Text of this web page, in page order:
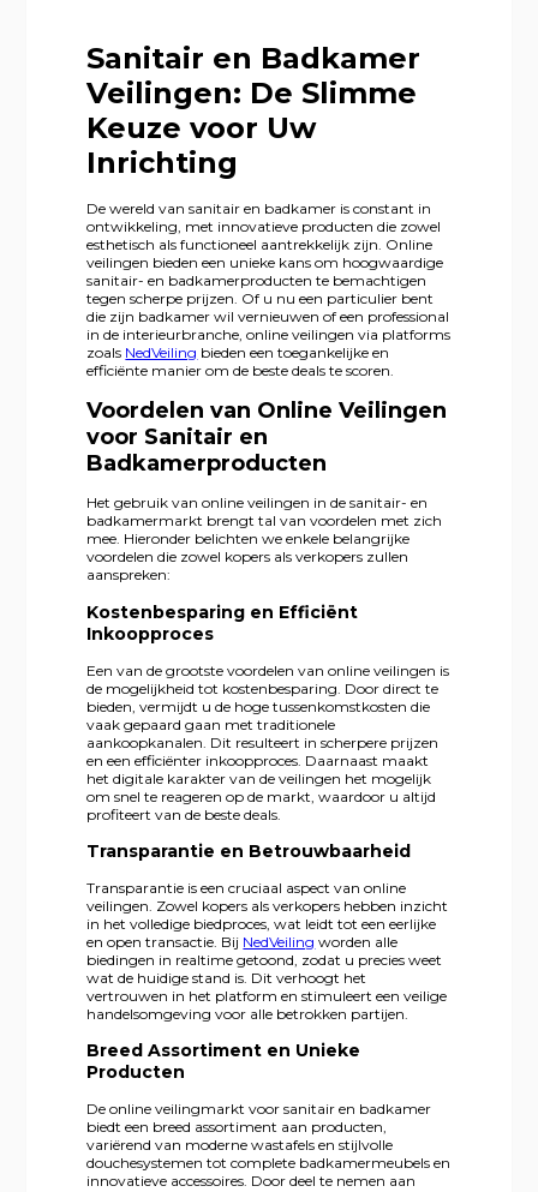
Sanitair en Badkamer
Veilingen: De Slimme
Keuze voor Uw
Inrichting
De wereld van sanitair en badkamer is constant in
ontwikkeling, met innovatieve producten die zowel
esthetisch als functioneel aantrekkelijk zijn. Online
veilingen bieden een unieke kans om hoogwaardige
sanitair- en badkamerproducten te bemachtigen
tegen scherpe prijzen. Of u nu een particulier bent
die zijn badkamer wil vernieuwen of een professional
in de interieurbranche, online veilingen via platforms
zoals NedVeiling bieden een toegankelijke en
efficiënte manier om de beste deals te scoren.
Voordelen van Online Veilingen
voor Sanitair en
Badkamerproducten
Het gebruik van online veilingen in de sanitair- en
badkamermarkt brengt tal van voordelen met zich
mee. Hieronder belichten we enkele belangrijke
voordelen die zowel kopers als verkopers zullen
aanspreken:
Kostenbesparing en Efficiënt
Inkoopproces
Een van de grootste voordelen van online veilingen is
de mogelijkheid tot kostenbesparing. Door direct te
bieden, vermijdt u de hoge tussenkomstkosten die
vaak gepaard gaan met traditionele
aankoopkanalen. Dit resulteert in scherpere prijzen
en een efficiënter inkoopproces. Daarnaast maakt
het digitale karakter van de veilingen het mogelijk
om snel te reageren op de markt, waardoor u altijd
profiteert van de beste deals.
Transparantie en Betrouwbaarheid
Transparantie is een cruciaal aspect van online
veilingen. Zowel kopers als verkopers hebben inzicht
in het volledige biedproces, wat leidt tot een eerlijke
en open transactie. Bij NedVeiling worden alle
biedingen in realtime getoond, zodat u precies weet
wat de huidige stand is. Dit verhoogt het
vertrouwen in het platform en stimuleert een veilige
handelsomgeving voor alle betrokken partijen.
Breed Assortiment en Unieke
Producten
De online veilingmarkt voor sanitair en badkamer
biedt een breed assortiment aan producten,
variërend van moderne wastafels en stijlvolle
douchesystemen tot complete badkamermeubels en
innovatieve accessoires. Door deel te nemen aan